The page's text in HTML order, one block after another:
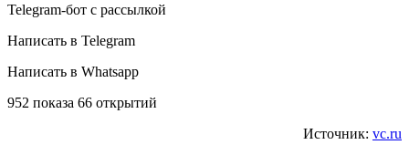
Telegram-бот с рассылкой
Написать в Telegram
Написать в Whatsapp
952 показа 66 открытий
Источник: vc.ru